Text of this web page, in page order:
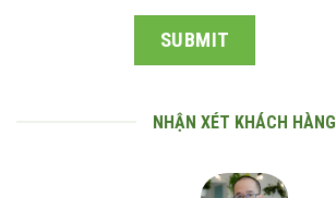
NHẬN XÉT KHÁCH HÀNG